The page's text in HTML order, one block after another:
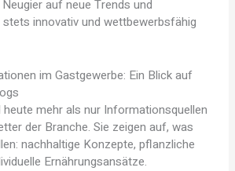
auf neue Trends und
innovativ und wettbewerbsfähig
im Gastgewerbe: Ein Blick auf
mehr als nur Informationsquellen
der Branche. Sie zeigen auf, was
nachhaltige Konzepte, pflanzliche
Ernährungsansätze.